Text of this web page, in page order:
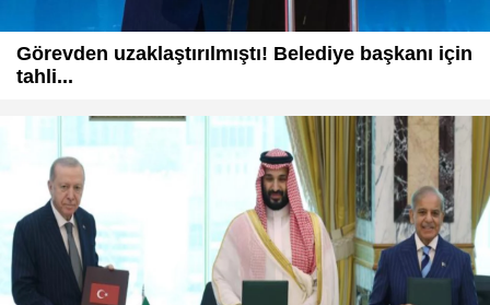
Görevden uzaklaştırılmıştı! Belediye başkanı için
tahli...